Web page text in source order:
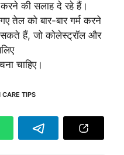
करने की सलाह दे रहे हैं।
तेल को बार-बार गर्म करने
हैं, जो कोलेस्ट्रॉल और
चाहिए।
CARE TIPS